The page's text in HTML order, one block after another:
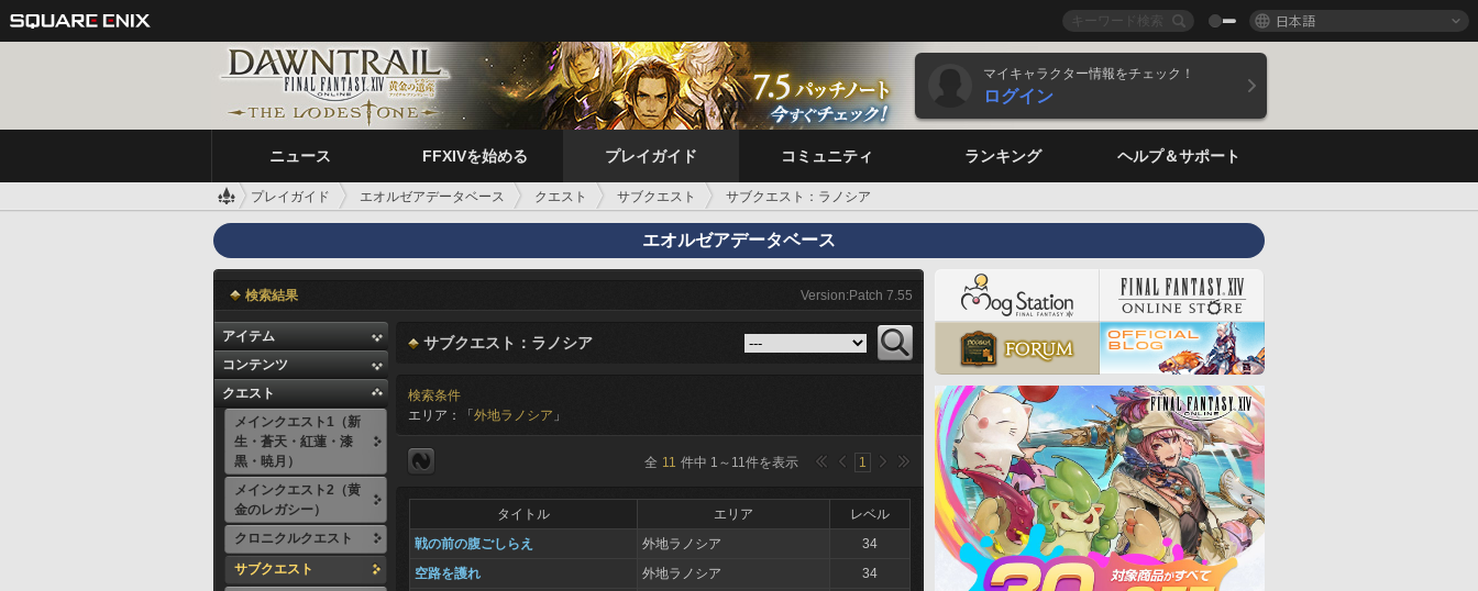
日本語
マイキャラクター情報をチェック！
ログイン
ニュース FFXIVを始める プレイガイド コミュニティ ランキング ヘルプ＆サポート
プレイガイド エオルゼアデータベース クエスト サブクエスト サブクエスト：ラノシア
エオルゼアデータベース
検索結果 Version:Patch 7.55
アイテム
コンテンツ
クエスト
メインクエスト1（新
生・蒼天・紅蓮・漆
黒・暁月）
メインクエスト2（黄
金のレガシー）
クロニクルクエスト
サブクエスト
サブクエスト：ラノシア
検索条件
エリア：「 外地ラノシア 」
全 11 件中 1 ～ 11件を表示 1
タイトル エリア
レベル
戦の前の腹ごしらえ
外地ラノシア
34
空路を護れ
外地ラノシア
34